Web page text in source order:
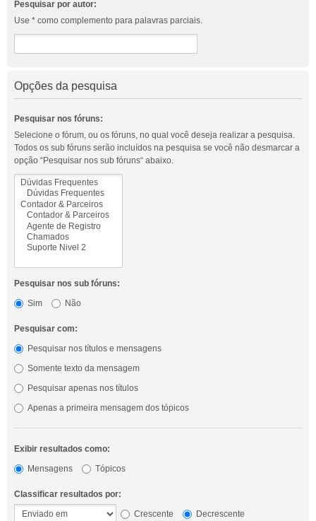
Pesquisar por autor:
Use * como complemento para palavras parciais.
Opções da pesquisa
Pesquisar nos fóruns:
Selecione o fórum, ou os fóruns, no qual você deseja realizar a pesquisa.
Todos os sub fóruns serão incluídos na pesquisa se você não desmarcar a
opção “Pesquisar nos sub fóruns“ abaixo.
Pesquisar nos sub fóruns:
Sim
Não
Pesquisar com:
Pesquisar nos títulos e mensagens
Somente texto da mensagem
Pesquisar apenas nos títulos
Apenas a primeira mensagem dos tópicos
Exibir resultados como:
Mensagens
Tópicos
Classificar resultados por:
Crescente
Decrescente